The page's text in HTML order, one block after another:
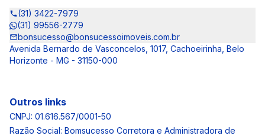
(31) 3422-7979
(31) 99556-2779
bonsucesso@bonsucessoimoveis.com.br
Avenida Bernardo de Vasconcelos, 1017, Cachoeirinha, Belo
Horizonte - MG - 31150-000
Outros links
CNPJ: 01.616.567/0001-50
Razão Social: Bomsucesso Corretora e Administradora de